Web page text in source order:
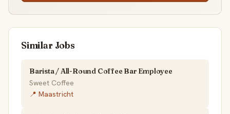
Similar Jobs
Barista / All-Round Coffee Bar Employee
Sweet Coffee
📍 Maastricht